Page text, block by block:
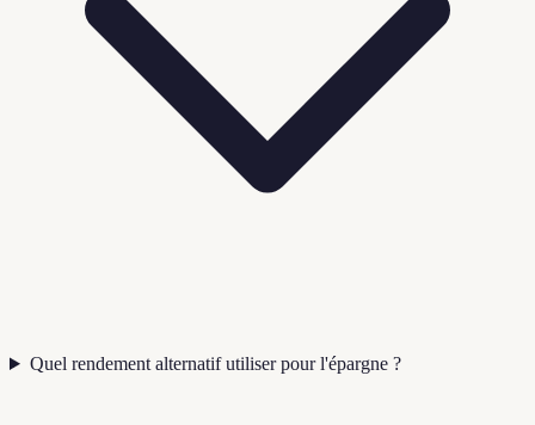
Quel rendement alternatif utiliser pour l'épargne ?